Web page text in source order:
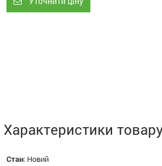
Характеристики
Стан: Новий